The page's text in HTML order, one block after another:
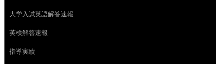
ン
テ
ン
大学入試英語解答速報
英検解答速報
指導実績